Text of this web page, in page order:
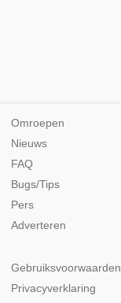
Omroepen
Nieuws
FAQ
Bugs/Tips
Pers
Adverteren
Gebruiksvoorwaarden
Privacyverklaring